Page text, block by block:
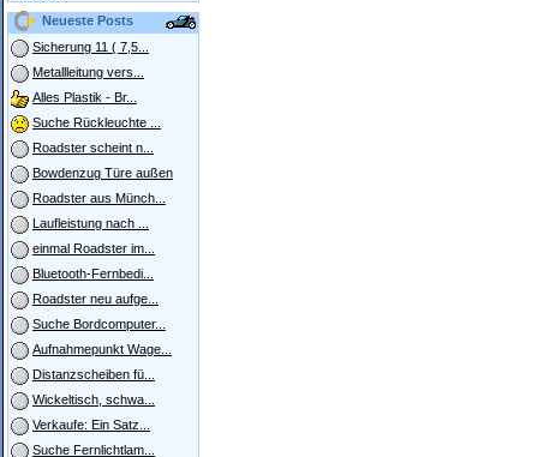
Neueste Posts
Sicherung 11 ( 7,5...
Metallleitung vers...
Alles Plastik - Br...
Suche Rückleuchte ...
Roadster scheint n...
Bowdenzug Türe außen
Roadster aus Münch...
Laufleistung nach ...
einmal Roadster im...
Bluetooth-Fernbedi...
Roadster neu aufge...
Suche Bordcomputer...
Aufnahmepunkt Wage...
Distanzscheiben fü...
Wickeltisch, schwa...
Verkaufe: Ein Satz...
Suche Fernlichtlam...